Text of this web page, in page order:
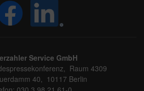
Service GmbH
Raum 4309
40, 10117 Berlin